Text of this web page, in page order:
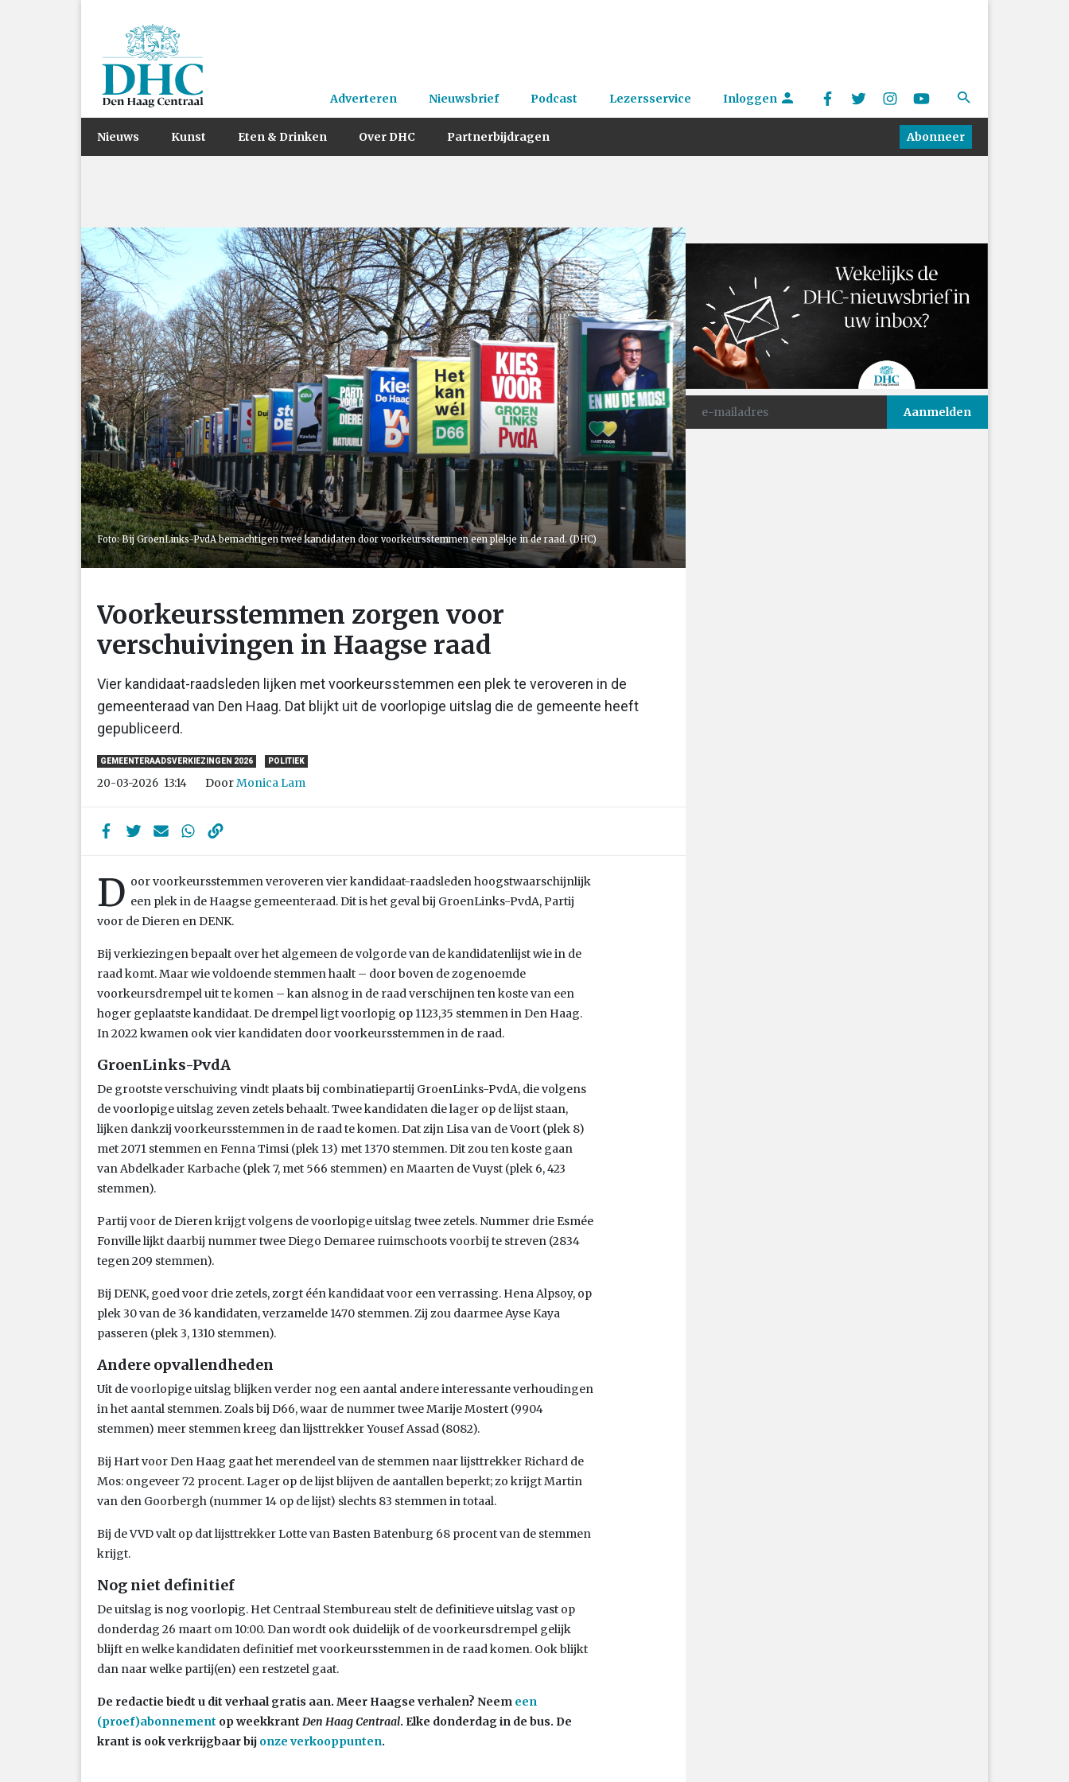
Adverteren Nieuwsbrief Podcast Lezersservice Inloggen
Nieuws Kunst Eten & Drinken Over DHC Partnerbijdragen Abonneer
Foto: Bij GroenLinks-PvdA bemachtigen twee kandidaten door voorkeursstemmen een plekje in de raad. (DHC)
Voorkeursstemmen zorgen voor
verschuivingen in Haagse raad
Vier kandidaat-raadsleden lijken met voorkeursstemmen een plek te veroveren in de
gemeenteraad van Den Haag. Dat blijkt uit de voorlopige uitslag die de gemeente heeft
gepubliceerd.
GEMEENTERAADSVERKIEZINGEN 2026 POLITIEK
20-03-2026 13:14 DoorMonica Lam
D oor voorkeursstemmen veroveren vier kandidaat-raadsleden hoogstwaarschijnlijk
een plek in de Haagse gemeenteraad. Dit is het geval bij GroenLinks-PvdA, Partij
voor de Dieren en DENK.
Bij verkiezingen bepaalt over het algemeen de volgorde van de kandidatenlijst wie in de
raad komt. Maar wie voldoende stemmen haalt – door boven de zogenoemde
voorkeursdrempel uit te komen – kan alsnog in de raad verschijnen ten koste van een
hoger geplaatste kandidaat. De drempel ligt voorlopig op 1123,35 stemmen in Den Haag.
In 2022 kwamen ook vier kandidaten door voorkeursstemmen in de raad.
GroenLinks-PvdA
De grootste verschuiving vindt plaats bij combinatiepartij GroenLinks-PvdA, die volgens
de voorlopige uitslag zeven zetels behaalt. Twee kandidaten die lager op de lijst staan,
lijken dankzij voorkeursstemmen in de raad te komen. Dat zijn Lisa van de Voort (plek 8)
met 2071 stemmen en Fenna Timsi (plek 13) met 1370 stemmen. Dit zou ten koste gaan
van Abdelkader Karbache (plek 7, met 566 stemmen) en Maarten de Vuyst (plek 6, 423
stemmen).
Partij voor de Dieren krijgt volgens de voorlopige uitslag twee zetels. Nummer drie Esmée
Fonville lijkt daarbij nummer twee Diego Demaree ruimschoots voorbij te streven (2834
tegen 209 stemmen).
Bij DENK, goed voor drie zetels, zorgt één kandidaat voor een verrassing. Hena Alpsoy, op
plek 30 van de 36 kandidaten, verzamelde 1470 stemmen. Zij zou daarmee Ayse Kaya
passeren (plek 3, 1310 stemmen).
Andere opvallendheden
Uit de voorlopige uitslag blijken verder nog een aantal andere interessante verhoudingen
in het aantal stemmen. Zoals bij D66, waar de nummer twee Marije Mostert (9904
stemmen) meer stemmen kreeg dan lijsttrekker Yousef Assad (8082).
Bij Hart voor Den Haag gaat het merendeel van de stemmen naar lijsttrekker Richard de
Mos: ongeveer 72 procent. Lager op de lijst blijven de aantallen beperkt; zo krijgt Martin
van den Goorbergh (nummer 14 op de lijst) slechts 83 stemmen in totaal.
Bij de VVD valt op dat lijsttrekker Lotte van Basten Batenburg 68 procent van de stemmen
krijgt.
Nog niet definitief
De uitslag is nog voorlopig. Het Centraal Stembureau stelt de definitieve uitslag vast op
donderdag 26 maart om 10:00. Dan wordt ook duidelijk of de voorkeursdrempel gelijk
blijft en welke kandidaten definitief met voorkeursstemmen in de raad komen. Ook blijkt
dan naar welke partij(en) een restzetel gaat.
De redactie biedt u dit verhaal gratis aan. Meer Haagse verhalen? Neem een
(proef)abonnement op weekkrant Den Haag Centraal. Elke donderdag in de bus. De
krant is ook verkrijgbaar bij onze verkooppunten.